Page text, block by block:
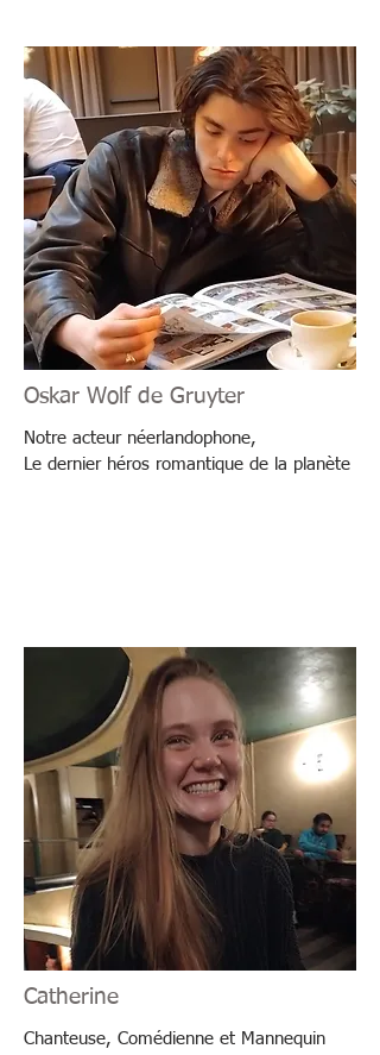
Oskar Wolf de Gruyter
Notre acteur néerlandophone,
Le dernier héros romantique de la planète
Catherine
Chanteuse, Comédienne et Mannequin